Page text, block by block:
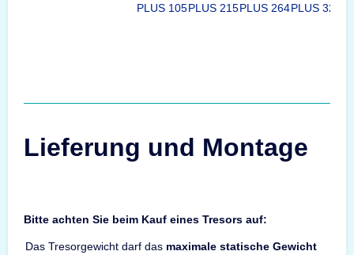
PLUS 105PLUS 215PLUS 264PLUS 320
Lieferung und Montage
Bitte achten Sie beim Kauf eines Tresors auf:
Das Tresorgewicht darf das maximale statische Gewicht